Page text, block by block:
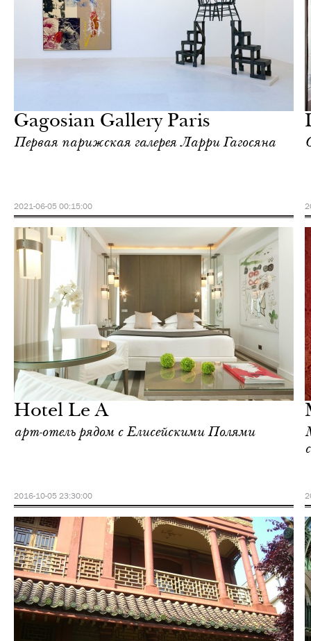
Gagosian Gallery Paris
Первая парижская галерея Ларри Гагосяна
2021-06-05 00:15:00
Hotel Le A
арт-отель рядом с Елисейскими Полями
2016-10-05 23:30:00